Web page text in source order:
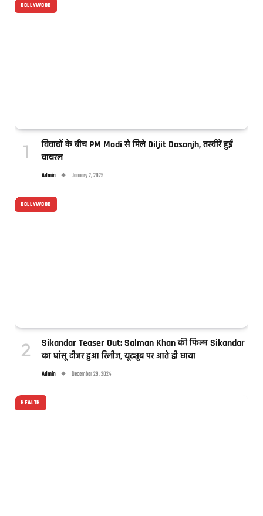
BOLLYWOOD
विवादों के बीच PM Modi से मिले Diljit Dosanjh, तस्वीरें हुईं
वायरल
Admin January 2, 2025
BOLLYWOOD
Sikandar Teaser Out: Salman Khan की फिल्म Sikandar
का धांसू टीजर हुआ रिलीज, यूट्यूब पर आते ही छाया
Admin December 29, 2024
HEALTH